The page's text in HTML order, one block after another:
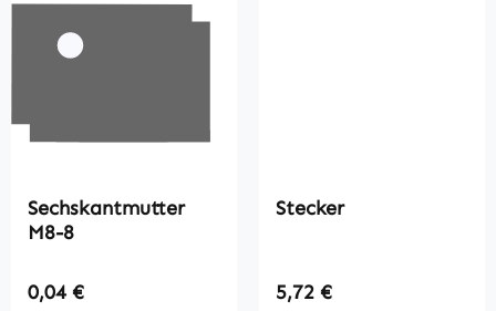
Sechskantmutter
M8-8
Regulärer Preis:
0,04 €
Stecker
Regulärer Preis:
5,72 €